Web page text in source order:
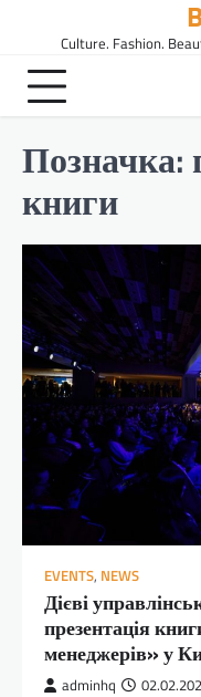
вмісту
Culture. Fashion.
Позначка:
книги
EVENTS, NEWS
Дієві
презентація
менеджерів» у
adminhq